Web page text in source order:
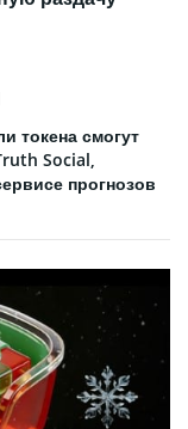
токена смогут
Social,
прогнозов